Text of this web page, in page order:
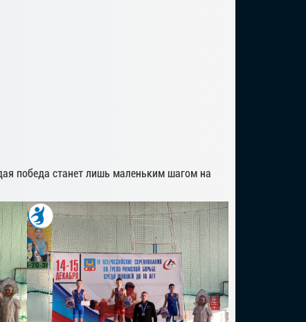
победа станет лишь маленьким шагом на